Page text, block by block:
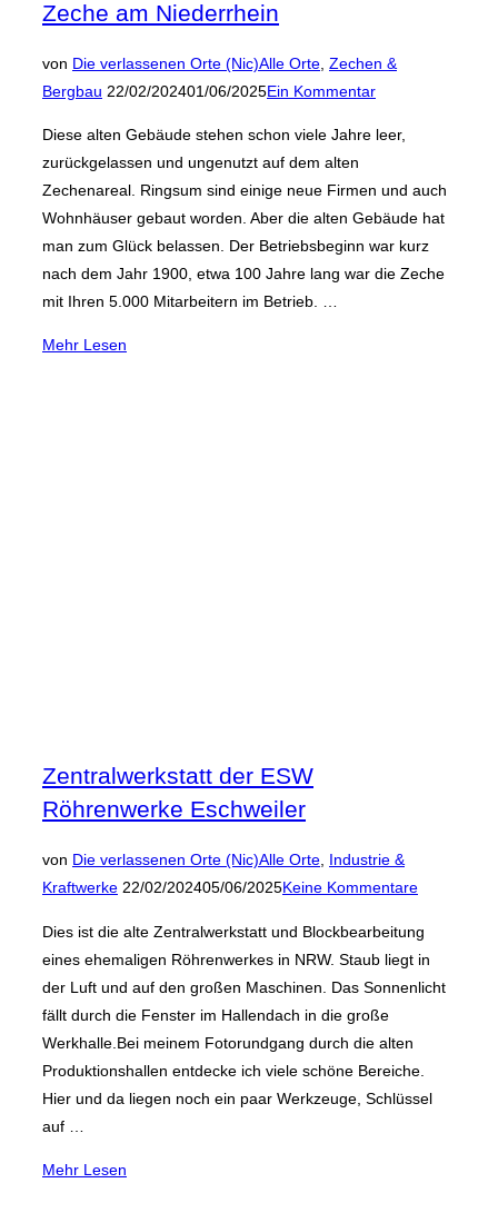
Zeche am Niederrhein
von Die verlassenen Orte (Nic)Alle Orte Zechen &
Bergbau Veröffentlicht
22/02/202401/06/2025Ein Kommentar
Diese alten Gebäude stehen schon viele Jahre leer,
zurückgelassen und ungenutzt auf dem alten
Zechenareal. Ringsum sind einige neue Firmen und auch
Wohnhäuser gebaut worden. Aber die alten Gebäude hat
man zum Glück belassen. Der Betriebsbeginn war kurz
nach dem Jahr 1900, etwa 100 Jahre lang war die Zeche
mit Ihren 5.000 Mitarbeitern im Betrieb. …
Mehr über
Lesen
Zentralwerkstatt der ESW
Röhrenwerke Eschweiler
von Die verlassenen Orte (Nic)Alle Orte, Industrie &
KraftwerkeVeröffentlicht
22/02/202405/06/2025Keine Kommentare
Dies ist die alte Zentralwerkstatt und Blockbearbeitung
eines ehemaligen Röhrenwerkes in NRW. Staub liegt in
der Luft und auf den großen Maschinen. Das Sonnenlicht
fällt durch die Fenster im Hallendach in die große
Werkhalle.Bei meinem Fotorundgang durch die alten
Produktionshallen entdecke ich viele schöne Bereiche.
Hier und da liegen noch ein paar Werkzeuge, Schlüssel
auf …
Mehr über
Lesen